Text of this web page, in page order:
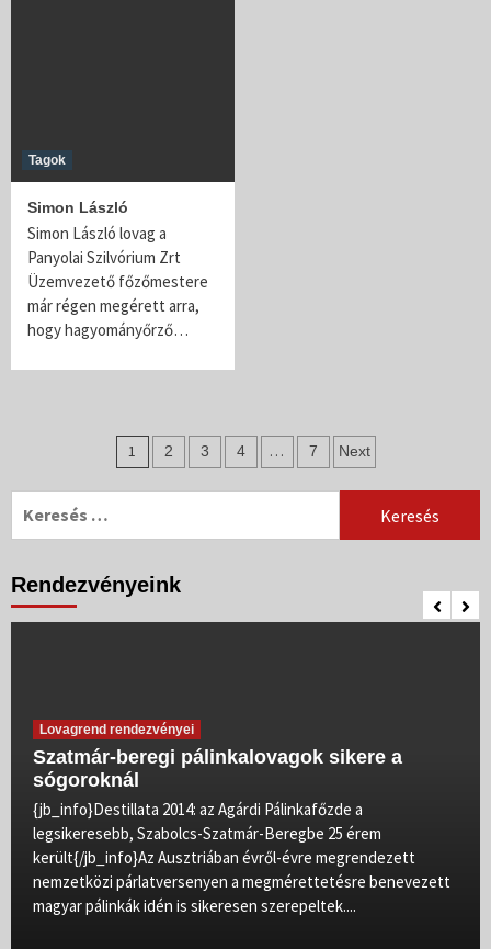
Tagok
Simon László
Simon László lovag a
Panyolai Szilvórium Zrt
Üzemvezető főzőmestere
már régen megérett arra,
hogy hagyományőrző…
Bejegyzés
navigáció
1 2 3 4 … 7 Next
Keresés:
Rendezvényeink
Lovagrend rendezvényei
Szatmár-beregi pálinkalovagok sikere a
sógoroknál
{jb_info}Destillata 2014: az Agárdi Pálinkafőzde a
legsikeresebb, Szabolcs-Szatmár-Beregbe 25 érem
került{/jb_info}Az Ausztriában évről-évre megrendezett
nemzetközi párlatversenyen a megmérettetésre benevezett
magyar pálinkák idén is sikeresen szerepeltek....